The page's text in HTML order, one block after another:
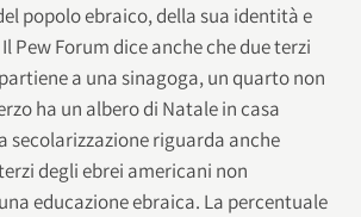
popolo ebraico, della sua identità e
Pew Forum dice anche che due terzi
a una sinagoga, un quarto non
ha un albero di Natale in casa
secolarizzazione riguarda anche
degli ebrei americani non
educazione ebraica. La percentuale